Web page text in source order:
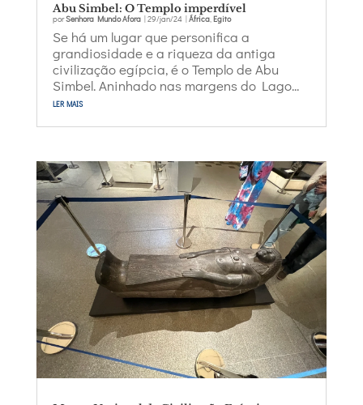
Abu Simbel: O Templo imperdível
porSenhora Mundo Afora| 29/jan/24| África, Egito
Se há um lugar que personifica a
grandiosidade e a riqueza da antiga
civilização egípcia, é o Templo de Abu
Simbel. Aninhado nas margens do Lago...
ler mais